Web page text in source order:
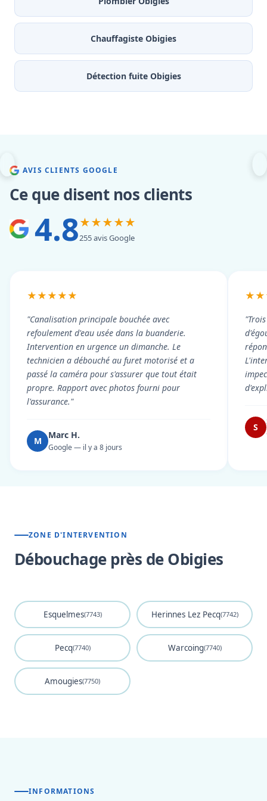
Chauffagiste Obigies
Détection fuite Obigies
AVIS CLIENTS GOOGLE
Ce que disent nos clients
4.8★★★★★
255 avis Google
★★★★★
"Canalisation principale bouchée avec
refoulement d'eau usée dans la buanderie.
Intervention en urgence un dimanche. Le
technicien a débouché au furet motorisé et a
passé la caméra pour s'assurer que tout était
propre. Rapport avec photos fourni pour
l'assurance."
M
Marc H.
Google — il y a 8 jours
S
ZONE D'INTERVENTION
Débouchage près de Obigies
Esquelmes(7743) Herinnes Lez Pecq(7742)
Pecq(7740) Warcoing(7740)
Amougies(7750)
INFORMATIONS